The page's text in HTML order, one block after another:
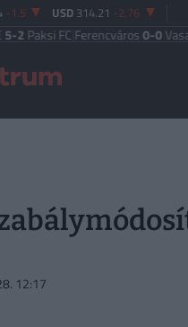
-1.5 USD 314.21 -2.76
FC|Ferencváros0-0Vasas FC|
12:17